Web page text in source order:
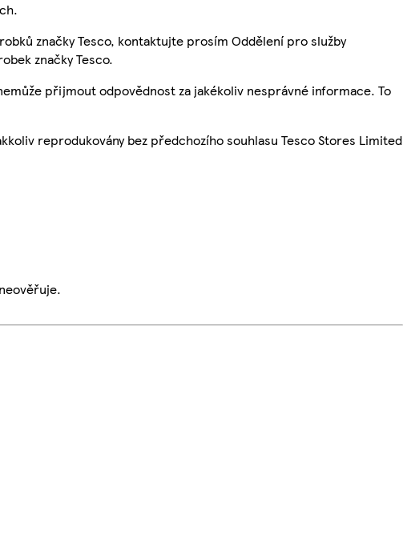
značky Tesco, kontaktujte prosím Oddělení pro služby
značky Tesco.
přijmout odpovědnost za jakékoliv nesprávné informace. To
reprodukovány bez předchozího souhlasu Tesco Stores Limited